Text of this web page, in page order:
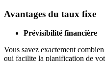
Avantages du taux fixe
Prévisibilité financière
Vous savez exactement
qui facilite la planification de